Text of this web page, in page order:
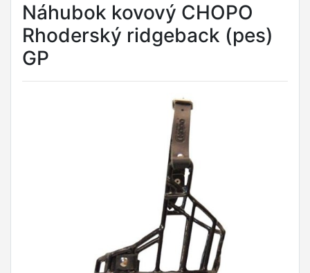
Náhubok kovový CHOPO
Rhoderský ridgeback (pes)
GP